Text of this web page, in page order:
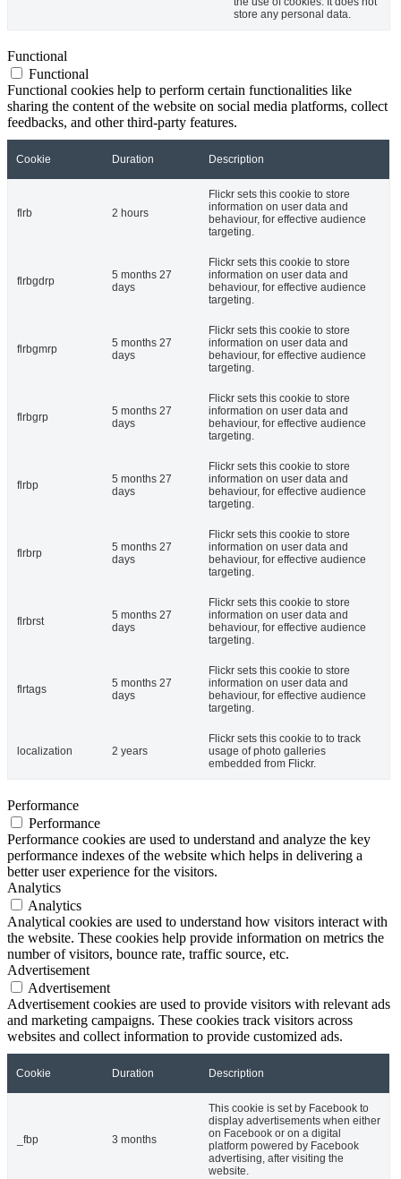
store any personal data.
Functional
Functional
Functional cookies help to perform certain functionalities like
sharing the content of the website on social media platforms, collect
feedbacks, and other third-party features.
Cookie Duration Description
flrb 2 hours
Flickr sets this cookie to store
information on user data and
behaviour, for effective audience
targeting.
flrbgdrp
5 months 27
days
Flickr sets this cookie to store
information on user data and
behaviour, for effective audience
targeting.
flrbgmrp
5 months 27
days
Flickr sets this cookie to store
information on user data and
behaviour, for effective audience
targeting.
flrbgrp
5 months 27
days
Flickr sets this cookie to store
information on user data and
behaviour, for effective audience
targeting.
flrbp
5 months 27
days
Flickr sets this cookie to store
information on user data and
behaviour, for effective audience
targeting.
flrbrp
5 months 27
days
Flickr sets this cookie to store
information on user data and
behaviour, for effective audience
targeting.
flrbrst
5 months 27
days
Flickr sets this cookie to store
information on user data and
behaviour, for effective audience
targeting.
flrtags
5 months 27
days
Flickr sets this cookie to store
information on user data and
behaviour, for effective audience
targeting.
localization 2 years
Flickr sets this cookie to to track
usage of photo galleries
embedded from Flickr.
Performance
Performance
Performance cookies are used to understand and analyze the key
performance indexes of the website which helps in delivering a
better user experience for the visitors.
Analytics
Analytics
Analytical cookies are used to understand how visitors interact with
the website. These cookies help provide information on metrics the
number of visitors, bounce rate, traffic source, etc.
Advertisement
Advertisement
Advertisement cookies are used to provide visitors with relevant ads
and marketing campaigns. These cookies track visitors across
websites and collect information to provide customized ads.
Cookie Duration Description
_fbp 3 months
This cookie is set by Facebook to
display advertisements when either
on Facebook or on a digital
platform powered by Facebook
advertising, after visiting the
website.